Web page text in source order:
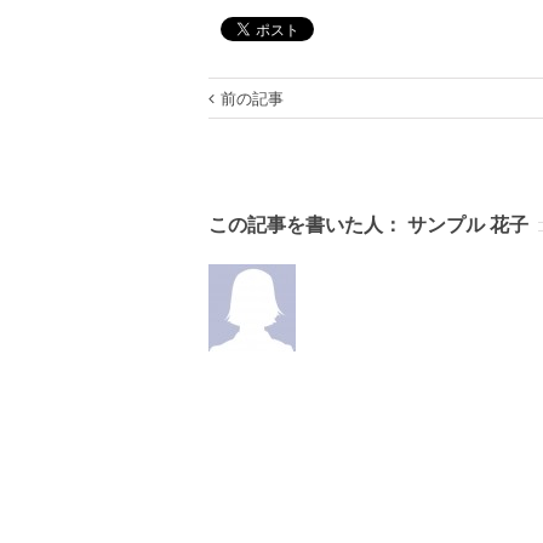
前の記事
この記事を書いた人： サンプル 花子